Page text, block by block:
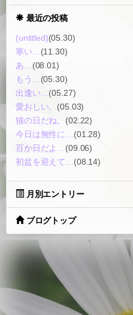
最近の投稿
(untitled)(05.30)
寒い…(11.30)
あ…(08.01)
もう…(05.30)
出逢い…(05.27)
愛おしい。 (05.03)
猫の日だね。 (02.22)
今日は無性に…(01.28)
百か日だよ…(09.06)
初盆を迎えて…(08.14)
月別エントリー
ブログトップ